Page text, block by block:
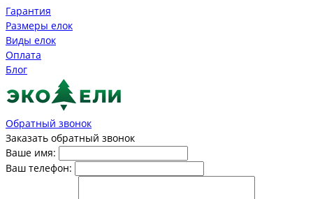
Гарантия
Размеры елок
Виды елок
Оплата
Блог
Обратный звонок
Заказать обратный звонок
Ваше имя:
Ваш телефон: